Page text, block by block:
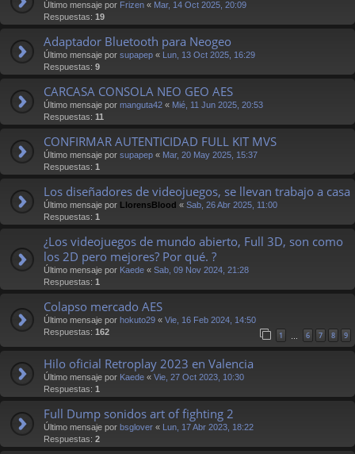
Último mensaje por Frizen « Mar, 14 Oct 2025, 20:09
Respuestas: 19
Adaptador Bluetooth para Neogeo
Último mensaje por supapep « Lun, 13 Oct 2025, 16:29
Respuestas: 9
CARCASA CONSOLA NEO GEO AES
Último mensaje por manguta42 « Mié, 11 Jun 2025, 20:53
Respuestas: 11
CONFIRMAR AUTENTICIDAD FULL KIT MVS
Último mensaje por supapep « Mar, 20 May 2025, 15:37
Respuestas: 1
Los diseñadores de videojuegos, se llevan trabajo a casa
Último mensaje por LlorensBlood « Sab, 26 Abr 2025, 11:00
Respuestas: 1
¿Los videojuegos de mundo abierto, Full 3D, son como
los 2D pero mejores? Por qué. ?
Último mensaje por Kaede « Sab, 09 Nov 2024, 21:28
Respuestas: 1
Colapso mercado AES
Último mensaje por hokuto29 « Vie, 16 Feb 2024, 14:50
Respuestas: 162 1 6 7 8 9
Hilo oficial Retroplay 2023 en Valencia
Último mensaje por Kaede « Vie, 27 Oct 2023, 10:30
Respuestas: 1
Full Dump sonidos art of fighting 2
Último mensaje por bsglover « Lun, 17 Abr 2023, 18:22
Respuestas: 2